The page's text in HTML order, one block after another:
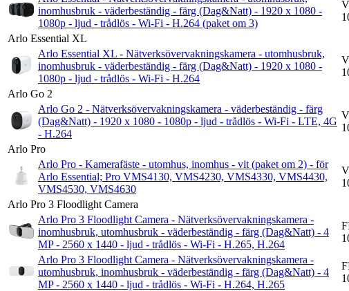
inomhusbruk - väderbeständig - färg (Dag&Natt) - 1920 x 1080 -
1080p - ljud - trådlös - Wi-Fi - H.264 (paket om 3)
Arlo Essential XL
Arlo Essential XL - Nätverksövervakningskamera - utomhusbruk,
inomhusbruk - väderbeständig - färg (Dag&Natt) - 1920 x 1080 -
1080p - ljud - trådlös - Wi-Fi - H.264
Arlo Go 2
Arlo Go 2 - Nätverksövervakningskamera - väderbeständig - färg
(Dag&Natt) - 1920 x 1080 - 1080p - ljud - trådlös - Wi-Fi - LTE, 4G
- H.264
Arlo Pro
Arlo Pro - Kamerafäste - utomhus, inomhus - vit (paket om 2) - för
Arlo Essential; Pro VMS4130, VMS4230, VMS4330, VMS4430,
VMS4530, VMS4630
Arlo Pro 3 Floodlight Camera
Arlo Pro 3 Floodlight Camera - Nätverksövervakningskamera -
inomhusbruk, utomhusbruk - väderbeständig - färg (Dag&Natt) - 4
MP - 2560 x 1440 - ljud - trådlös - Wi-Fi - H.265, H.264
Arlo Pro 3 Floodlight Camera - Nätverksövervakningskamera -
utomhusbruk, inomhusbruk - väderbeständig - färg (Dag&Natt) - 4
MP - 2560 x 1440 - ljud - trådlös - Wi-Fi - H.264, H.265